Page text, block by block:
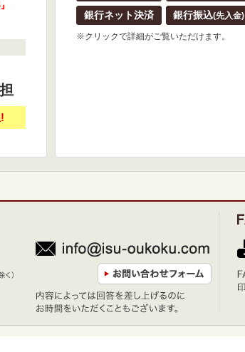
銀行ネット決済 銀行振込(先入金)
※クリックで詳細がご覧いただけます。